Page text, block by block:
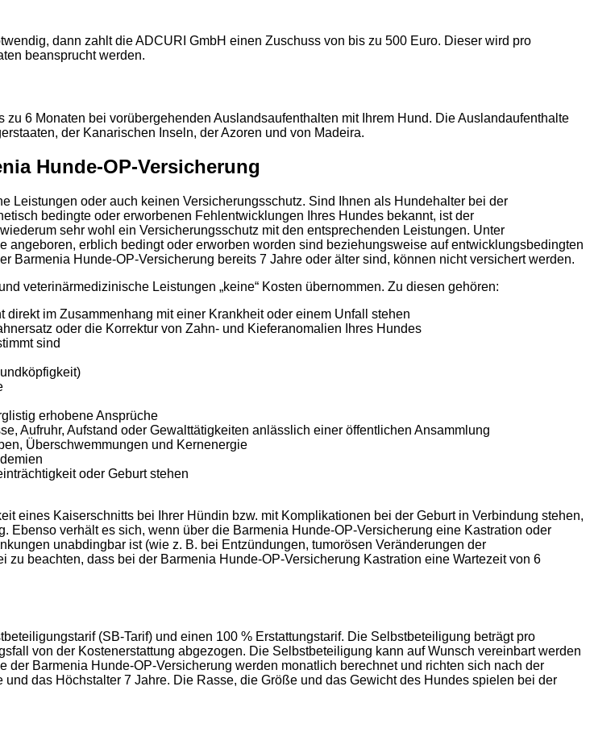
dann zahlt die ADCURI GmbH einen Zuschuss von bis zu 500 Euro. Dieser wird pro
beansprucht werden.
6 Monaten bei vorübergehenden Auslandsaufenthalten mit Ihrem Hund. Die Auslandaufenthalte
der Kanarischen Inseln, der Azoren und von Madeira.
Hunde-OP-Versicherung
Leistungen oder auch keinen Versicherungsschutz. Sind Ihnen als Hundehalter bei der
bedingte oder erworbenen Fehlentwicklungen Ihres Hundes bekannt, ist der
sehr wohl ein Versicherungsschutz mit den entsprechenden Leistungen. Unter
erblich bedingt oder erworben worden sind beziehungsweise auf entwicklungsbedingten
Hunde-OP-Versicherung bereits 7 Jahre oder älter sind, können nicht versichert werden.
veterinärmedizinische Leistungen „keine“ Kosten übernommen. Zu diesen gehören:
im Zusammenhang mit einer Krankheit oder einem Unfall stehen
oder die Korrektur von Zahn- und Kieferanomalien Ihres Hundes
sind
erhobene Ansprüche
Aufruhr, Aufstand oder Gewalttätigkeiten anlässlich einer öffentlichen Ansammlung
Überschwemmungen und Kernenergie
oder Geburt stehen
eines Kaiserschnitts bei Ihrer Hündin bzw. mit Komplikationen bei der Geburt in Verbindung stehen,
verhält es sich, wenn über die Barmenia Hunde-OP-Versicherung eine Kastration oder
unabdingbar ist (wie z. B. bei Entzündungen, tumorösen Veränderungen der
beachten, dass bei der Barmenia Hunde-OP-Versicherung Kastration eine Wartezeit von 6
(SB-Tarif) und einen 100 % Erstattungstarif. Die Selbstbeteiligung beträgt pro
von der Kostenerstattung abgezogen. Die Selbstbeteiligung kann auf Wunsch vereinbart werden
Barmenia Hunde-OP-Versicherung werden monatlich berechnet und richten sich nach der
das Höchstalter 7 Jahre. Die Rasse, die Größe und das Gewicht des Hundes spielen bei der